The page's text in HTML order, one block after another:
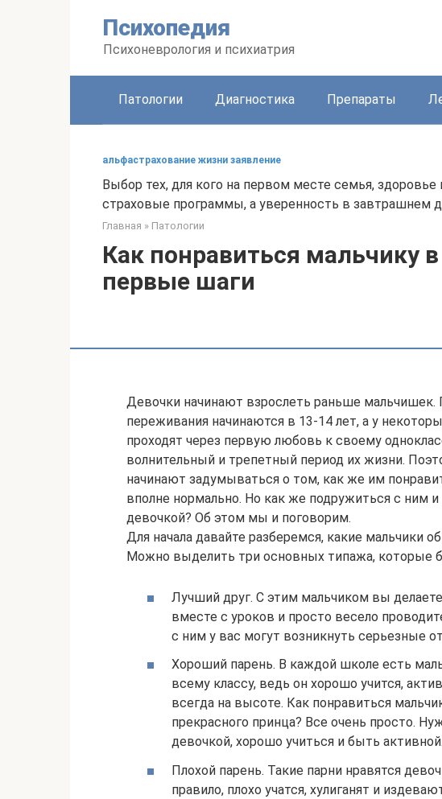
Психопедия
Психоневрология и психиатрия
Патологии Диагностика Препараты
альфастрахование жизни заявление
Выбор тех, для кого на первом месте семья, здоровье
страховые программы, а уверенность в завтрашнем
Главная » Патологии
Как понравиться мальчику
первые шаги
Девочки начинают взрослеть раньше
переживания начинаются в 13-14 лет, а у
проходят через первую любовь к своему
волнительный и трепетный период их жизни.
начинают задумываться о том, как же им
вполне нормально. Но как же подружиться с ним
девочкой? Об этом мы и поговорим.
Для начала давайте разберемся, какие мальчики
Можно выделить три основных типажа, которые
Лучший друг. С этим мальчиком вы
вместе с уроков и просто весело
с ним у вас могут возникнуть серьезные
Хороший парень. В каждой школе есть
всему классу, ведь он хорошо учится,
всегда на высоте. Как понравиться
прекрасного принца? Все очень просто.
девочкой, хорошо учиться и быть активной.
Плохой парень. Такие парни нравятся
правило, плохо учатся, хулиганят и